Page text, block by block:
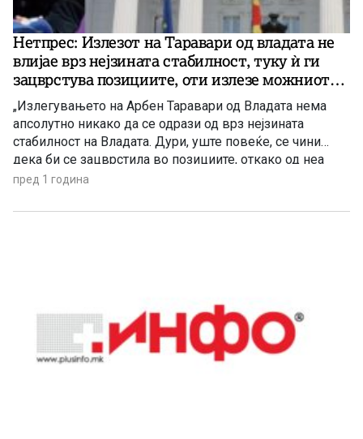
Нетпрес: Излезот на Таравари од владата не
влијае врз нејзината стабилност, туку ѝ ги
зацврстува позициите, оти излезе можниот
дестабилизатор!
„Излегувањето на Арбен Таравари од Владата нема
апсолутно никако да се одрази од врз нејзината
стабилност на Владата. Дури, уште повеќе, се чини
дека би се зацврстила во позициите, откако од неа
истапува можниот дестабилизирачки чинител!“ –
анализа со наслов „Пребегот на Таравари не допира до
пред 1 година